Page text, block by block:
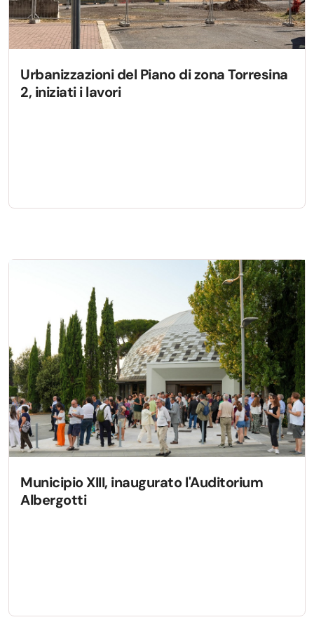
Urbanizzazioni del Piano di zona Torresina
2, iniziati i lavori
Municipio XIII, inaugurato l'Auditorium
Albergotti